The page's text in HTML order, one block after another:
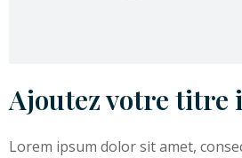
Ajoutez votre titre
Lorem ipsum dolor sit amet,